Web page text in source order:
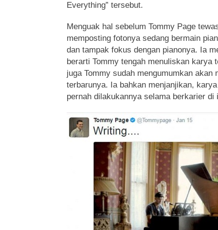
Everything” tersebut.
Menguak hal sebelum Tommy Page
memposting fotonya sedang bermain
dan tampak fokus dengan pianonya. Ia
berarti Tommy tengah menuliskan karya
juga Tommy sudah mengumumkan
terbarunya. Ia bahkan menjanjikan,
pernah dilakukannya selama berkarier